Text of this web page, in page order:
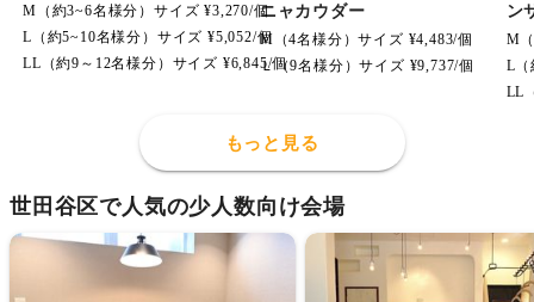
M（約3~6名様分）サイズ ¥3,270/個
L（約5~10名様分）サイズ ¥5,052/個
LL（約9～12名様分）サイズ ¥6,845/個
ニャカウダー
M（4名様分）サイズ ¥4,483/個
Ｌ（9名様分）サイズ ¥9,737/個
ン
M
L（
LL
もっと見る
世田谷区で人気の少人数向け会場